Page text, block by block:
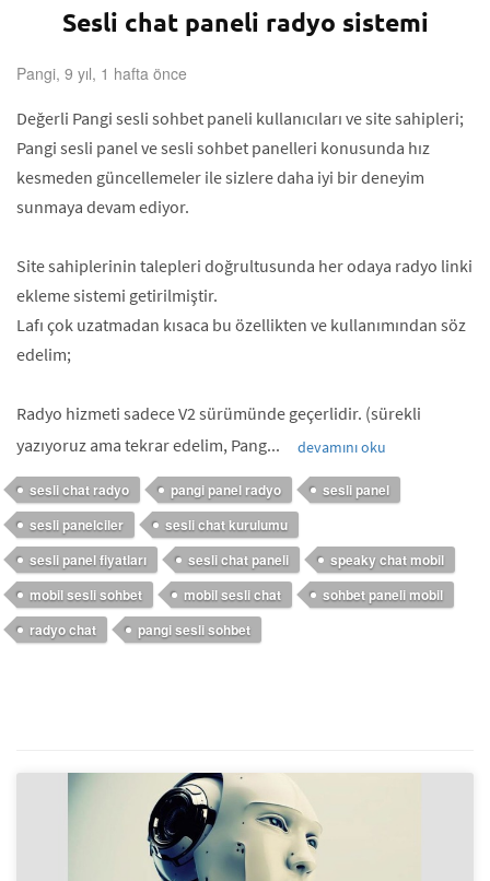
Sesli chat paneli radyo sistemi
Pangi, 9 yıl, 1 hafta önce
Değerli Pangi sesli sohbet paneli kullanıcıları ve site sahipleri;
Pangi sesli panel ve sesli sohbet panelleri konusunda hız
kesmeden güncellemeler ile sizlere daha iyi bir deneyim
sunmaya devam ediyor.
Site sahiplerinin talepleri doğrultusunda her odaya radyo linki
ekleme sistemi getirilmiştir.
Lafı çok uzatmadan kısaca bu özellikten ve kullanımından söz
edelim;
Radyo hizmeti sadece V2 sürümünde geçerlidir. (sürekli
yazıyoruz ama tekrar edelim, Pang...
devamını oku
sesli chat radyo pangi panel radyo
sesli panel
sesli panelciler
sesli chat kurulumu
sesli panel fiyatları
sesli chat paneli
speaky chat mobil
mobil sesli sohbet
mobil sesli chat
sohbet paneli mobil
radyo chat
pangi sesli sohbet